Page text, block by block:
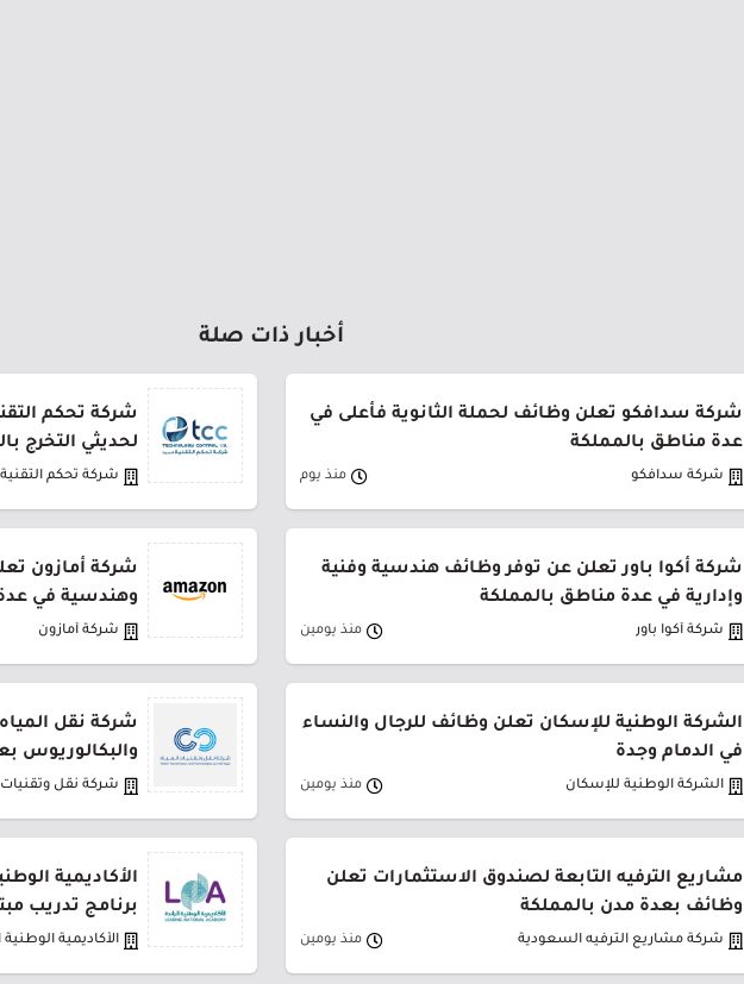
أخبار ذات صلة
شركة سدافكو تعلن وظائف لحملة الثانوية فأعلى في
عدة مناطق بالمملكة
شركة سدافكو منذ يوم
شركة تحكم
لحديثي التخرج
شركة تحكم
شركة أكوا باور تعلن عن توفر وظائف هندسية وفنية
وإدارية في عدة مناطق بالمملكة
شركة أكوا باور منذ يومين
شركة أمازون
وهندسية في
شركة أمازون
الشركة الوطنية للإسكان تعلن وظائف للرجال والنساء
في الدمام وجدة
الشركة الوطنية للإسكان منذ يومين
شركة نقل
والبكالوريوس
شركة نقل وتقنيات
مشاريع الترفيه التابعة لصندوق الاستثمارات تعلن
وظائف بعدة مدن بالمملكة
شركة مشاريع الترفيه السعودية منذ يومين
الأكاديمية
برنامج تدريب
الأكاديمية الوطنية